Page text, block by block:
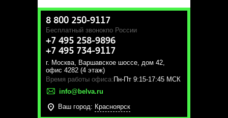
8 800 250-9117
Бесплатный звонокпо России
+7 495 258-9896
+7 495 734-9117
г. Москва, Варшавское шоссе, дом 42,
офис 4282 (4 этаж)
Время работы офиса: Пн-Пт 9:15-17:45 МСК
info@belva.ru
Ваш город: Красноярск